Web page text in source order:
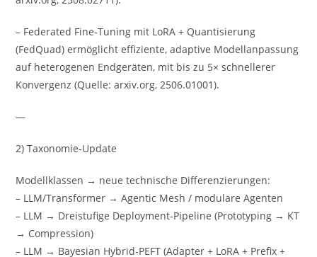
– Federated Fine‑Tuning mit LoRA + Quantisierung
(FedQuad) ermöglicht effiziente, adaptive Modellanpassung
auf heterogenen Endgeräten, mit bis zu 5× schnellerer
Konvergenz (Quelle: arxiv.org, 2506.01001).
—
2) Taxonomie‑Update
Modellklassen → neue technische Differenzierungen:
– LLM/Transformer → Agentic Mesh / modulare Agenten
– LLM → Dreistufige Deployment‑Pipeline (Prototyping → KT
→ Compression)
– LLM → Bayesian Hybrid‑PEFT (Adapter + LoRA + Prefix +